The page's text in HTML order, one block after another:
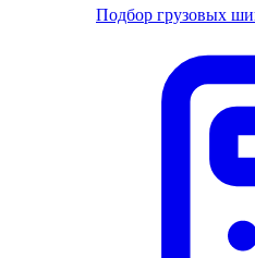
Подбор грузовых